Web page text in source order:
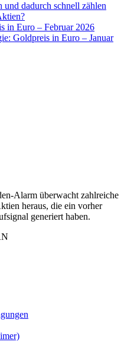
dadurch schnell zählen
in Euro – Februar 2026
Goldpreis in Euro – Januar
Alarm überwacht zahlreiche
heraus, die ein vorher
generiert haben.